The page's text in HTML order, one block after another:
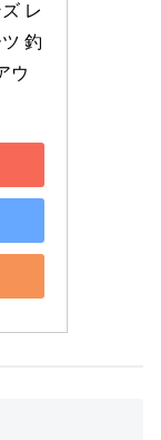
レ
釣
ウ